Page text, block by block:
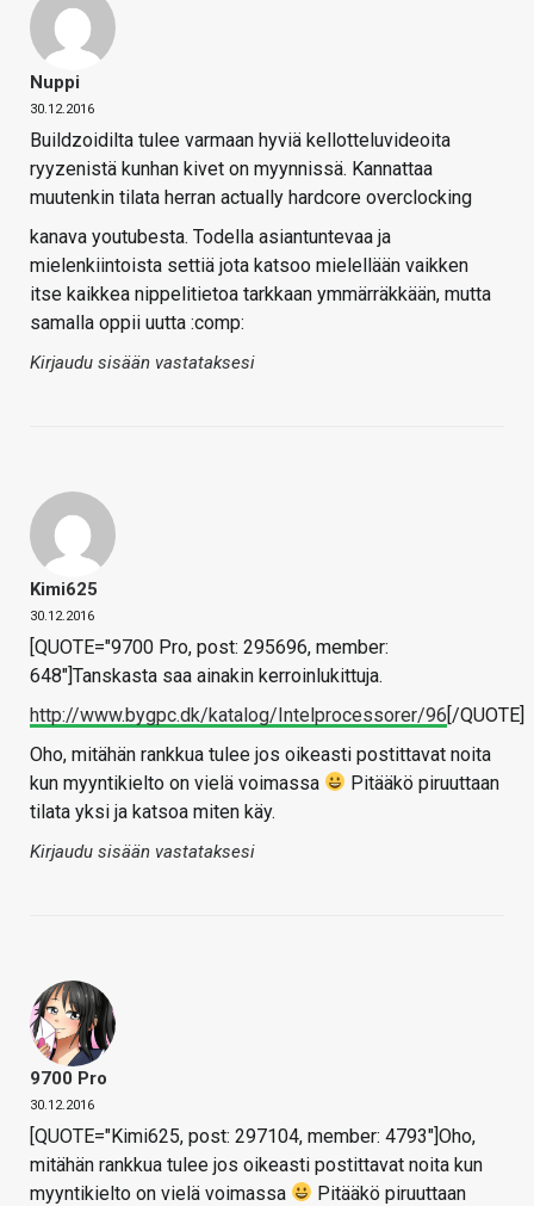
Nuppi
30.12.2016
Buildzoidilta tulee varmaan hyviä kellotteluvideoita
ryyzenistä kunhan kivet on myynnissä. Kannattaa
muutenkin tilata herran actually hardcore overclocking
kanava youtubesta. Todella asiantuntevaa ja
mielenkiintoista settiä jota katsoo mielellään vaikken
itse kaikkea nippelitietoa tarkkaan ymmärräkkään, mutta
samalla oppii uutta :comp:
Kirjaudu sisään vastataksesi
Kimi625
30.12.2016
[QUOTE="9700 Pro, post: 295696, member:
648"]Tanskasta saa ainakin kerroinlukittuja.
http://www.bygpc.dk/katalog/Intelprocessorer/96[/QUOTE]
Oho, mitähän rankkua tulee jos oikeasti postittavat noita
kun myyntikielto on vielä voimassa
Pitääkö piruuttaan
tilata yksi ja katsoa miten käy.
Kirjaudu sisään vastataksesi
9700 Pro
30.12.2016
[QUOTE="Kimi625, post: 297104, member: 4793"]Oho,
mitähän rankkua tulee jos oikeasti postittavat noita kun
myyntikielto on vielä voimassa
Pitääkö piruuttaan